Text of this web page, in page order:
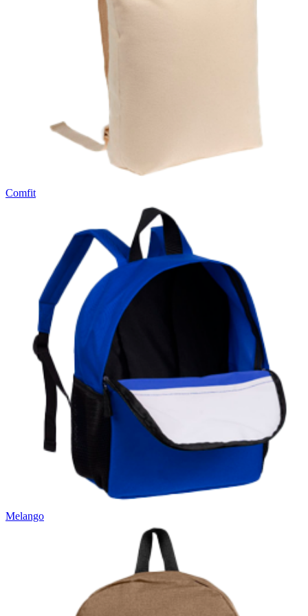
Comfit
Melango